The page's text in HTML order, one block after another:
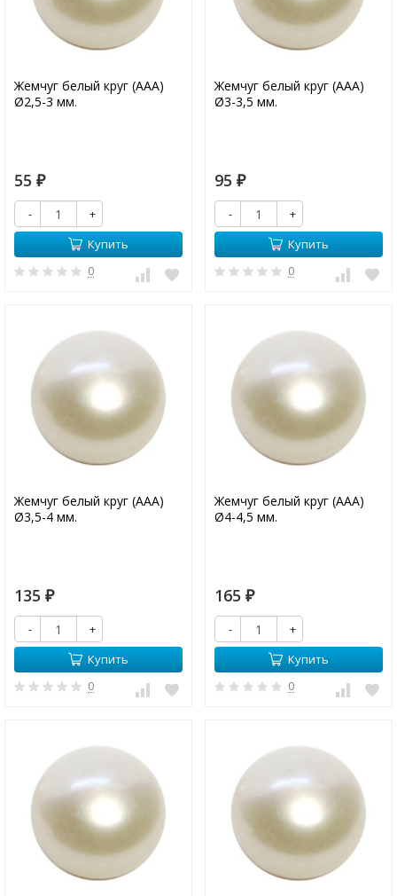
Жемчуг белый круг (ААА)
Ø2,5-3 мм.
55 ₽
-
+
Купить
0
Жемчуг белый круг (ААА)
Ø3-3,5 мм.
95 ₽
-
+
Купить
0
Жемчуг белый круг (ААА)
Ø3,5-4 мм.
135 ₽
-
+
Купить
0
Жемчуг белый круг (ААА)
Ø4-4,5 мм.
165 ₽
-
+
Купить
0